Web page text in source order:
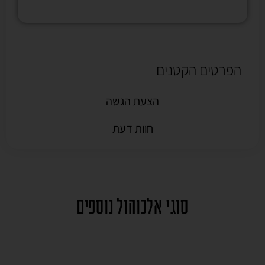
הצעת הגשה
חוות דעת
הפרטים הקטנים
סוגי אלכוהול נוספים